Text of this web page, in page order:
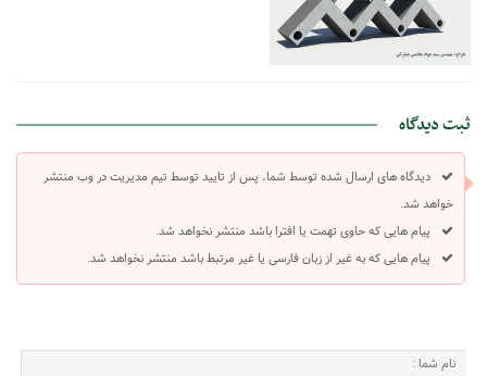
ثبت دیدگاه
دیدگاه های ارسال شده توسط شما، پس از تایید توسط تیم مدیریت در وب منتشر
خواهد شد.
پیام هایی که حاوی تهمت یا افترا باشد منتشر نخواهد شد.
پیام هایی که به غیر از زبان فارسی یا غیر مرتبط باشد منتشر نخواهد شد.